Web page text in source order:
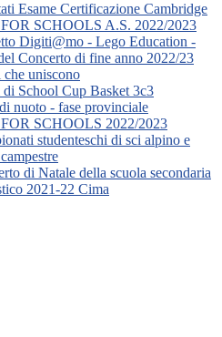
Esame Certificazione Cambridge
SCHOOLS A.S. 2022/2023
Digiti@mo - Lego Education -
Concerto di fine anno 2022/23
che uniscono
School Cup Basket 3c3
nuoto - fase provinciale
SCHOOLS 2022/2023
studenteschi di sci alpino e
di Natale della scuola secondaria
2021-22 Cima